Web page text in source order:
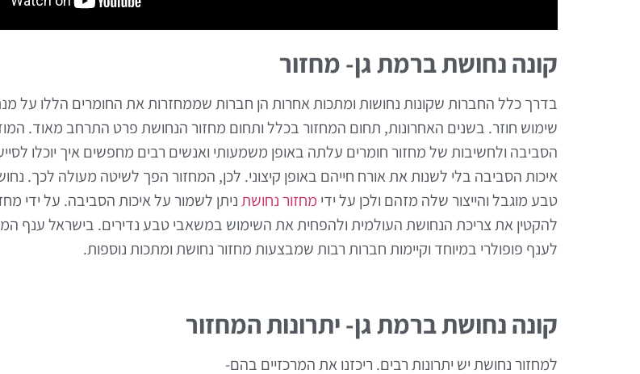
קונה נחושת ברמת גן- מחזור
בדרך כלל החברות שקונות נחושות ומתכות אחרות הן חברות שממחזרות את החומרים הללו על
שימוש חוזר. בשנים האחרונות, תחום המחזור בכלל ותחום מחזור הנחושת פרט התרחב מאוד.
הסביבה ולחשיבות של מחזור חומרים עלתה באופן משמעותי ואנשים רבים מחפשים איך יוכלו
איכות הסביבה בלי לשנות את אורח חייהם באופן קיצוני. לכן, המחזור הפך לשיטה מעולה לכך.
טבע מוגבל והייצור שלה מזהם ולכן על ידי מחזור נחושתניתן לשמור על איכות הסביבה. על ידי
להקטין את צריכת הנחושת העולמית ולהפחית את השימוש במשאבי טבע נדירים. בישראל ענף
לענף פופולרי במיוחד וקיימות חברות רבות שמבצעות מחזור נחושת ומתכות נוספות.
קונה נחושת ברמת גן- יתרונות המחזור
למחזור נחושת יש יתרונות רבים. ריכזנו את המרכזיים בהם-